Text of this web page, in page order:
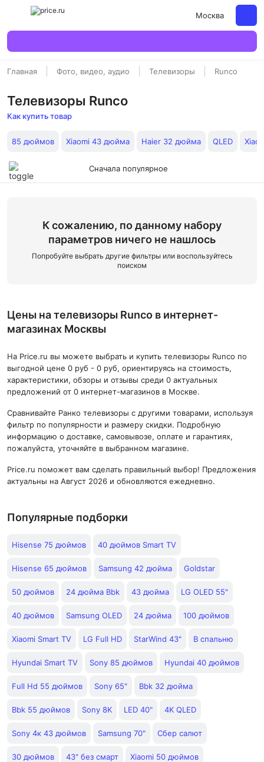
Москва
Главная Фото, видео, аудио Телевизоры Runco
Телевизоры Runco
Как купить товар
85 дюймов Xiaomi 43 дюйма Haier 32 дюйма QLED
Сначала популярное
К сожалению, по данному набору
параметров ничего не нашлось
Попробуйте выбрать другие фильтры или воспользуйтесь
поиском
Цены на телевизоры Runco в интернет-
магазинах Москвы
На Price.ru вы можете выбрать и купить телевизоры Runco по
выгодной цене 0 руб - 0 руб, ориентируясь на стоимость,
характеристики, обзоры и отзывы среди 0 актуальных
предложений от 0 интернет-магазинов в Москве.
Сравнивайте Ранко телевизоры с другими товарами, используя
фильтр по популярности и размеру скидки. Подробную
информацию о доставке, самовывозе, оплате и гарантиях,
пожалуйста, уточняйте в выбранном магазине.
Price.ru поможет вам сделать правильный выбор! Предложения
актуальны на Август 2026 и обновляются ежедневно.
Популярные подборки
Hisense 75 дюймов 40 дюймов Smart TV
Hisense 65 дюймов Samsung 42 дюйма Goldstar
50 дюймов 24 дюйма Bbk 43 дюйма LG OLED 55"
40 дюймов Samsung OLED 24 дюйма 100 дюймов
Xiaomi Smart TV LG Full HD StarWind 43" В спальню
Hyundai Smart TV Sony 85 дюймов Hyundai 40 дюймов
Full Hd 55 дюймов Sony 65" Bbk 32 дюйма
Bbk 55 дюймов Sony 8K LED 40" 4K QLED
Sony 4к 43 дюймов Samsung 70" Сбер салют
30 дюймов 43" без смарт Xiaomi 50 дюймов